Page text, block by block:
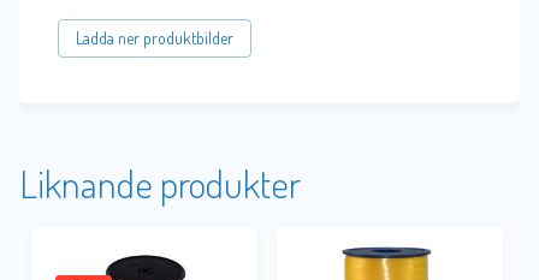
Ladda ner produktbilder
Liknande produkter